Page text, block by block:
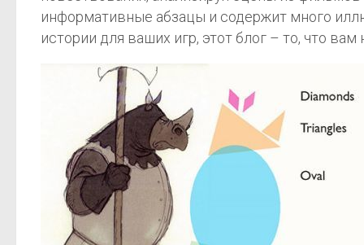
информативные абзацы и содержит много
истории для ваших игр, этот блог – то, что вам